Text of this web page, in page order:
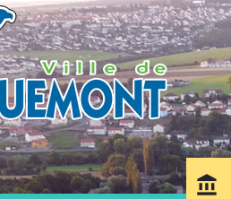
account_balance